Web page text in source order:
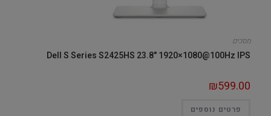
מסכים
Dell S Series S2425HS 23.8" 1920×1080@100Hz IPS
₪599.00
פרטים נוספים